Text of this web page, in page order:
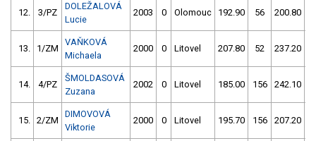
12. 3/PZ
DOLEŽALOVÁ
Lucie
2003 0 Olomouc 192.90 56 200.80
13. 1/ZM
VAŇKOVÁ
Michaela
2000 0 Litovel 207.80 52 237.20
14. 4/PZ
ŠMOLDASOVÁ
Zuzana
2002 0 Litovel 185.00 156 242.10
15. 2/ZM
DIMOVOVÁ
Viktorie
2000 0 Litovel 195.70 156 207.20